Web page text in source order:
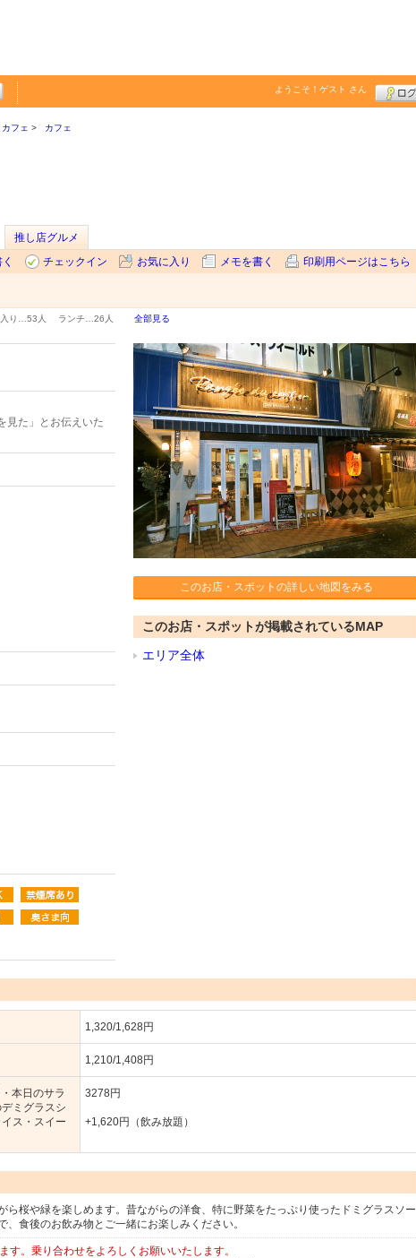
ようこそ！ ゲスト さん
フェ カフェ
推し店グルメ
チェックイン お気に入り メモを書く 印刷用ページはこちら
り… 53人 ランチ… 26人 全部見る
見た」とお伝えいた
このお店・スポットの詳しい地図をみる
このお店・スポットが掲載されているMAP
エリア全体
1,320/1,628円
1,210/1,408円
本日のサラ
ミグラスシ
ス・スイー
3278円
+1,620円（飲み放題）
桜や緑を楽しめます。昔ながらの洋食、特に野菜をたっぷり使ったドミグラスソー
食後のお飲み物とご一緒にお楽しみください。
。乗り合わせをよろしくお願いいたします。